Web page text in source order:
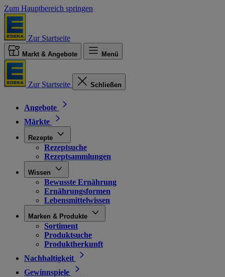
Zum Hauptbereich springen
Zur Startseite
Markt & Angebote Menü
Zur Startseite Schließen
Angebote
Märkte
Rezepte
Rezeptsuche
Rezeptsammlungen
Wissen
Bewusste Ernährung
Ernährungsformen
Lebensmittelwissen
Marken & Produkte
Sortiment
Produktsuche
Produktherkunft
Nachhaltigkeit
Gewinnspiele